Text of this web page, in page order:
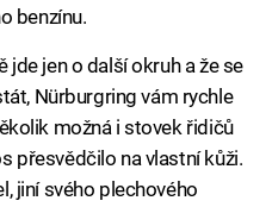
benzínu.
jde jen o další okruh a že se
Nürburgring vám rychle
možná i stovek řidičů
přesvědčilo na vlastní kůži.
jiní svého plechového